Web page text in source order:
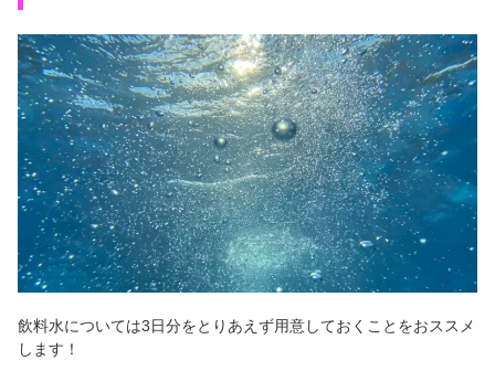
飲料水については3日分をとりあえず用意しておくことをおススメ
します！